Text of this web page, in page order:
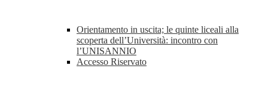
Orientamento in uscita; le quinte liceali alla
scoperta dell’Università: incontro con
l’UNISANNIO
Accesso Riservato